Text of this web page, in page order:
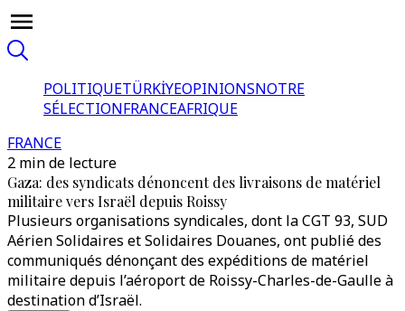
POLITIQUETÜRKİYEOPINIONSNOTRE
SÉLECTIONFRANCEAFRIQUE
FRANCE
2 min de lecture
Gaza: des syndicats dénoncent des livraisons de matériel
militaire vers Israël depuis Roissy
Plusieurs organisations syndicales, dont la CGT 93, SUD
Aérien Solidaires et Solidaires Douanes, ont publié des
communiqués dénonçant des expéditions de matériel
militaire depuis l’aéroport de Roissy-Charles-de-Gaulle à
destination d’Israël.